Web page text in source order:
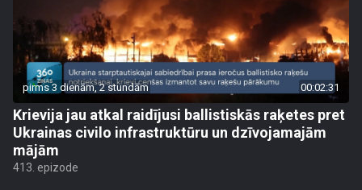
pirms 3 dienām, 2 stundām 00:02:31
Krievija jau atkal raidījusi ballistiskās raķetes pret
Ukrainas civilo infrastruktūru un dzīvojamajām
mājām
413. epizode